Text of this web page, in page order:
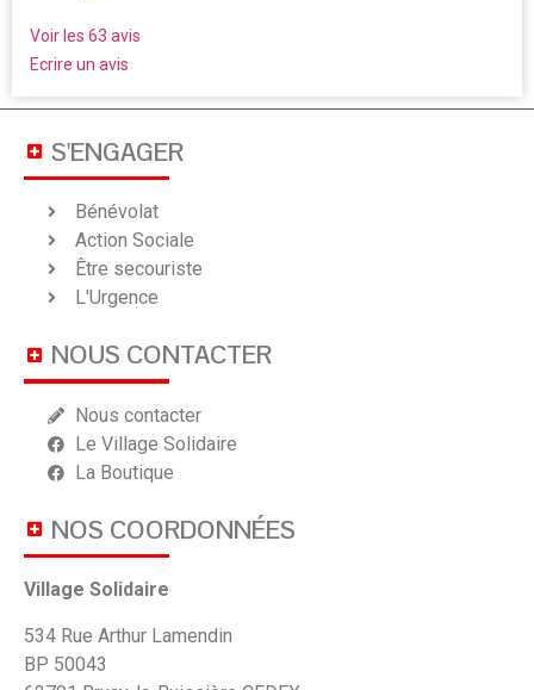
Voir les 63 avis
Ecrire un avis
S'ENGAGER
Bénévolat
Action Sociale
Être secouriste
L'Urgence
NOUS CONTACTER
Nous contacter
Le Village Solidaire
La Boutique
NOS COORDONNÉES
Village Solidaire
534 Rue Arthur Lamendin
BP 50043